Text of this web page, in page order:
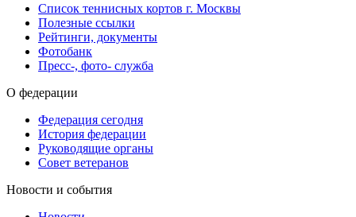
Список теннисных кортов г. Москвы
Полезные ссылки
Рейтинги, документы
Фотобанк
Пресс-, фото- служба
О федерации
Федерация сегодня
История федерации
Руководящие органы
Совет ветеранов
Новости и события